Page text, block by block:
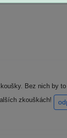
Bez nich by
zkouškách!